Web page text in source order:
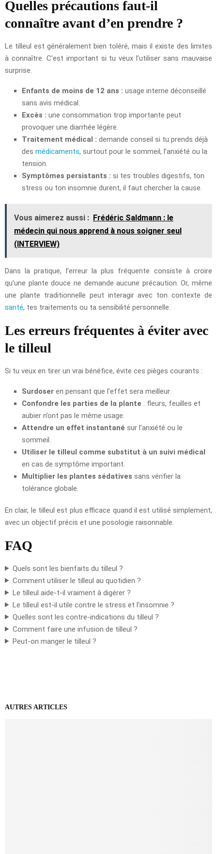
Quelles précautions faut-il
connaître avant d’en prendre ?
Le tilleul est généralement bien toléré, mais il existe des limites
à connaître. C’est important si tu veux l’utiliser sans mauvaise
surprise.
Enfants de moins de 12 ans : usage interne déconseillé
sans avis médical.
Excès : une consommation trop importante peut
provoquer une diarrhée légère.
Traitement médical : demande conseil si tu prends déjà
des médicaments, surtout pour le sommeil, l’anxiété ou la
tension.
Symptômes persistants : si tes troubles digestifs, ton
stress ou ton insomnie durent, il faut chercher la cause.
Vous aimerez aussi : Frédéric Saldmann : le
médecin qui nous apprend à nous soigner seul
(INTERVIEW)
Dans la pratique, l’erreur la plus fréquente consiste à croire
qu’une plante douce ne demande aucune précaution. Or, même
une plante traditionnelle peut interagir avec ton contexte de
santé, tes traitements ou ta sensibilité personnelle.
Les erreurs fréquentes à éviter avec
le tilleul
Si tu veux en tirer un vrai bénéfice, évite ces pièges courants :
Surdoser en pensant que l’effet sera meilleur.
Confondre les parties de la plante : fleurs, feuilles et
aubier n’ont pas le même usage.
Attendre un effet instantané sur l’anxiété ou le
sommeil.
Utiliser le tilleul comme substitut à un suivi médical
en cas de symptôme important.
Multiplier les plantes sédatives sans vérifier la
tolérance globale.
En clair, le tilleul est plus efficace quand il est utilisé simplement,
avec un objectif précis et une posologie raisonnable.
FAQ
Quels sont les bienfaits du tilleul ?
Comment utiliser le tilleul au quotidien ?
Le tilleul aide-t-il vraiment à digérer ?
Le tilleul est-il utile contre le stress et l’insomnie ?
Quelles sont les contre-indications du tilleul ?
Comment faire une infusion de tilleul ?
Peut-on manger le tilleul ?
AUTRES ARTICLES